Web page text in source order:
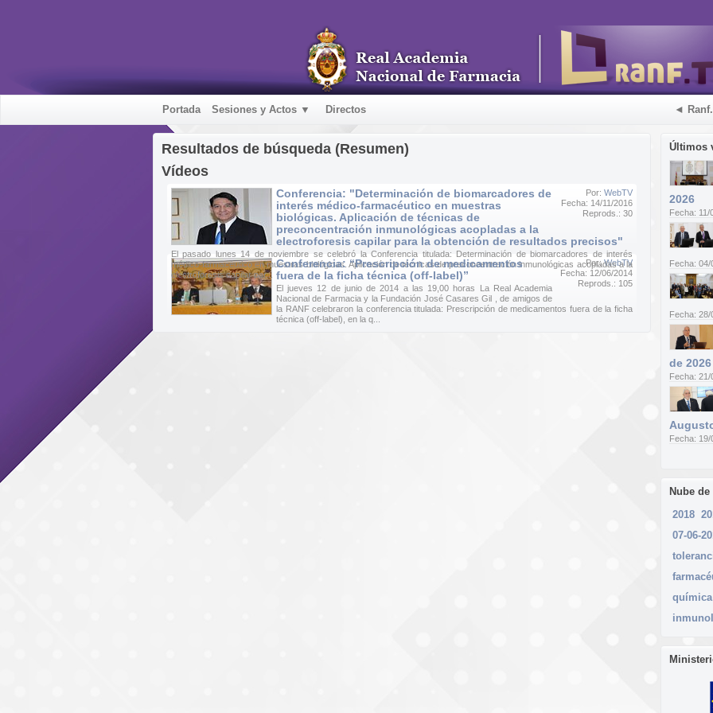
Portada Sesiones y Actos ▼ Directos ◄
Últimos
2026
Fecha: 11/
Fecha: 04/
Fecha: 28/
de 2026
Fecha: 21/
Fecha: 19/
Nube de
2018
07-06-
química
Resultados de búsqueda (Resumen)
Vídeos
Por: WebTV
Fecha: 14/11/2016
Reprods.: 30
Conferencia: "Determinación de biomarcadores de
interés médico-farmacéutico en muestras
biológicas. Aplicación de técnicas de
preconcentración inmunológicas acopladas a la
electroforesis capilar para la obtención de resultados precisos"
El pasado lunes 14 de noviembre se celebró la Conferencia titulada: Determinación de biomarcadores de interés
médico-farmacéutico en muestras biológicas. Aplicación de técnicas de preconcentración inmunológicas acopladas a la
electroforesis capilar par...
Por:WebTV
Fecha: 12/06/2014
Reprods.: 105
Conferencia: “Prescripción de medicamentos
fuera de la ficha técnica (off-label)”
El jueves 12 de junio de 2014 a las 19,00 horas La Real Academia
Nacional de Farmacia y la Fundación José Casares Gil , de amigos de
la RANF celebraron la conferencia titulada: Prescripción de medicamentos fuera de la ficha
técnica (off-label), en la q...